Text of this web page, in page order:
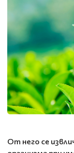
От него се